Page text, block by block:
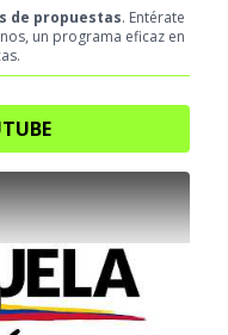
de propuestas. Entérate
un programa eficaz en